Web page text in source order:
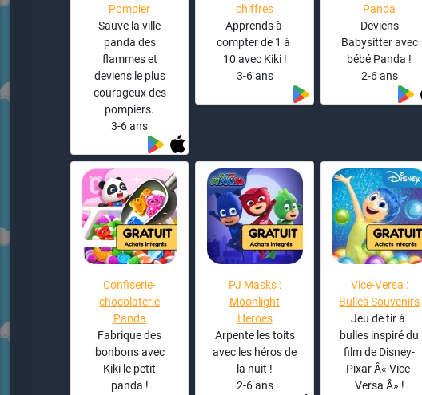
Pompier
Sauve la ville
panda des
flammes et
deviens le plus
courageux des
pompiers.
3-6 ans
chiffres
Apprends à
compter de 1 à
10 avec Kiki !
3-6 ans
Panda
Deviens
Babysitter avec
bébé Panda !
2-6 ans
Confiserie-
chocolaterie
Panda
Fabrique des
bonbons avec
Kiki le petit
panda !
PJ Masks :
Moonlight
Heroes
Arpente les toits
avec les héros de
la nuit !
2-6 ans
Vice-Versa :
Bulles Souvenirs
Jeu de tir à
bulles inspiré du
film de Disney-
Pixar Â« Vice-
Versa Â» !